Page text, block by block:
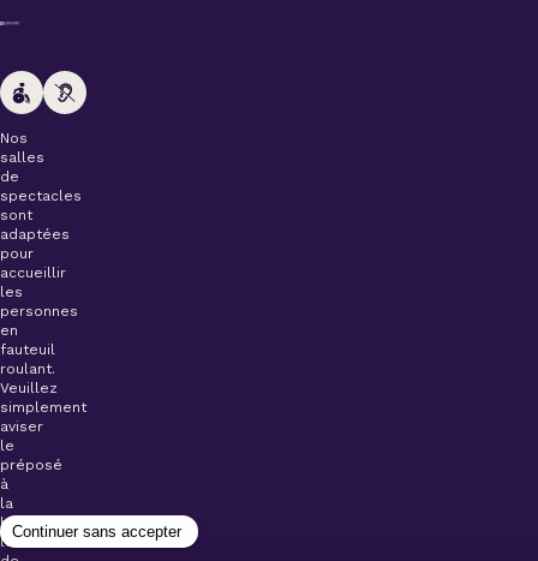
Nos
salles
de
spectacles
sont
adaptées
pour
accueillir
les
personnes
en
fauteuil
roulant.
Veuillez
simplement
aviser
le
préposé
à
la
billetterie
lors